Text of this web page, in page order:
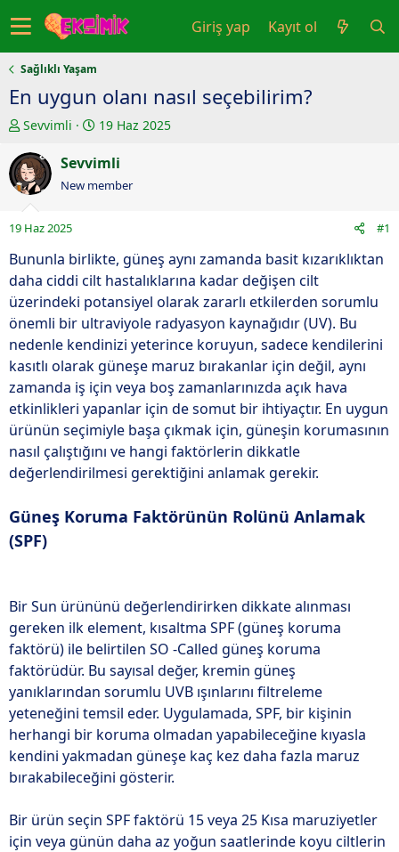
Giriş yap Kayıt ol
Sağlıklı Yaşam
En uygun olanı nasıl seçebilirim?
K
n
u
y
u
b
a
ş
a
t
a
n
Sevvimli
B
ş
l
ı
ç
a
r
i
h
i
19 Haz 2025
Sevvimli
New member
19 Haz 2025 #1
Bununla birlikte, güneş aynı zamanda basit kızarıklıktan
daha ciddi cilt hastalıklarına kadar değişen cilt
üzerindeki potansiyel olarak zararlı etkilerden sorumlu
önemli bir ultraviyole radyasyon kaynağıdır (UV). Bu
nedenle kendinizi yeterince koruyun, sadece kendilerini
kasıtlı olarak güneşe maruz bırakanlar için değil, aynı
zamanda iş için veya boş zamanlarınızda açık hava
etkinlikleri yapanlar için de somut bir ihtiyaçtır. En uygun
ürünün seçimiyle başa çıkmak için, güneşin korumasının
nasıl çalıştığını ve hangi faktörlerin dikkatle
değerlendirilmesi gerektiğini anlamak gerekir.
Güneş Koruma Faktörünün Rolünü Anlamak
(SPF)
Bir Sun ürününü değerlendirirken dikkate alınması
gereken ilk element, kısaltma SPF (güneş koruma
faktörü) ile belirtilen SO -Called güneş koruma
faktörüdür. Bu sayısal değer, kremin güneş
yanıklarından sorumlu UVB ışınlarını filtreleme
yeteneğini temsil eder. Uygulamada, SPF, bir kişinin
herhangi bir koruma olmadan yapabileceğine kıyasla
kendini yakmadan güneşe kaç kez daha fazla maruz
bırakabileceğini gösterir.
Bir ürün seçin SPF faktörü 15 veya 25 Kısa maruziyetler
için veya günün daha az yoğun saatlerinde koyu ciltlerin